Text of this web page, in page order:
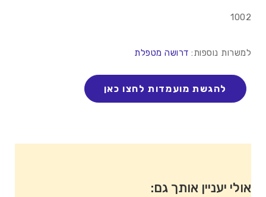
1002
למשרות נוספות: דרושה מטפלת
אולי יעניין אותך גם: